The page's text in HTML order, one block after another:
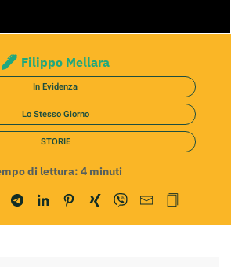
Filippo Mellara
In Evidenza
Lo Stesso Giorno
STORIE
di lettura: 4 minuti